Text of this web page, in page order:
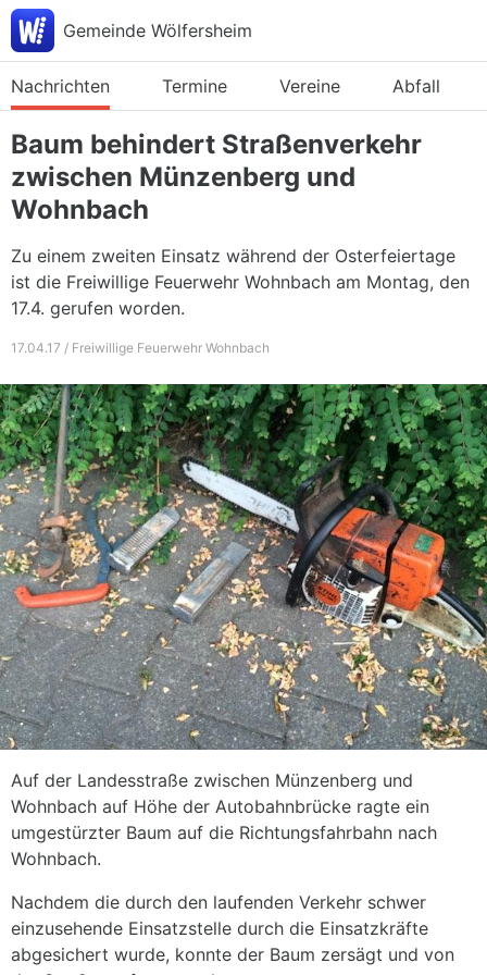
Gemeinde Wölfersheim
Nachrichten Termine Vereine Abfall
Baum behindert Straßenverkehr
zwischen Münzenberg und
Wohnbach
Zu einem zweiten Einsatz während der Osterfeiertage
ist die Freiwillige Feuerwehr Wohnbach am Montag, den
17.4. gerufen worden.
17.04.17 / Freiwillige Feuerwehr Wohnbach
Auf der Landesstraße zwischen Münzenberg und
Wohnbach auf Höhe der Autobahnbrücke ragte ein
umgestürzter Baum auf die Richtungsfahrbahn nach
Wohnbach.
Nachdem die durch den laufenden Verkehr schwer
einzusehende Einsatzstelle durch die Einsatzkräfte
abgesichert wurde, konnte der Baum zersägt und von